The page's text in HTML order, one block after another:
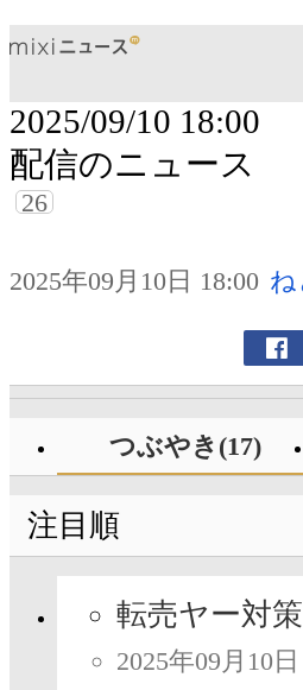
2025/09/10 18:00
配信のニュース
26
2025年09月10日 18:00
つぶやき(17)
注目順
転売ヤー対
2025年09月10